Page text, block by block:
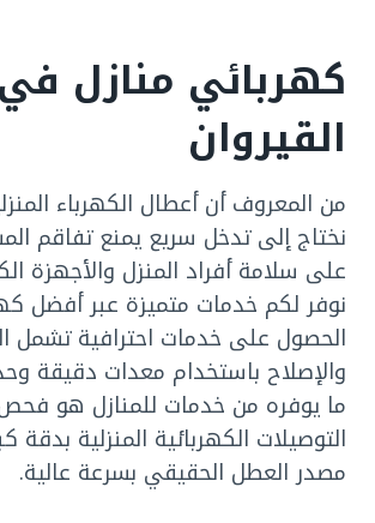
كهربائي منازل في
القيروان
من المعروف أن أعطال الكهرباء
نختاج إلى تدخل سريع يمنع تفاقم
على سلامة أفراد المنزل والأجهزة
نوفر لكم خدمات متميزة عبر أفضل
الحصول على خدمات احترافية تشمل
والإصلاح باستخدام معدات دقيقة
ما يوفره من خدمات للمنازل هو
التوصيلات الكهربائية المنزلية بدقة
مصدر العطل الحقيقي بسرعة عالية.